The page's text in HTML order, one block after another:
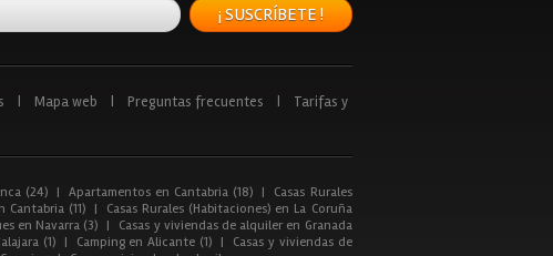
¡ SUSCRÍBETE !
Mapa web Preguntas frecuentes
Tarifas y
(24) | Apartamentos en Cantabria (18) |
Casas Rurales
Cantabria (11) |
Casas Rurales (Habitaciones) en La Coruña
en Navarra (3) |
Casas y viviendas de alquiler en Granada
(1) | Camping en Alicante (1) |
Casas y viviendas de